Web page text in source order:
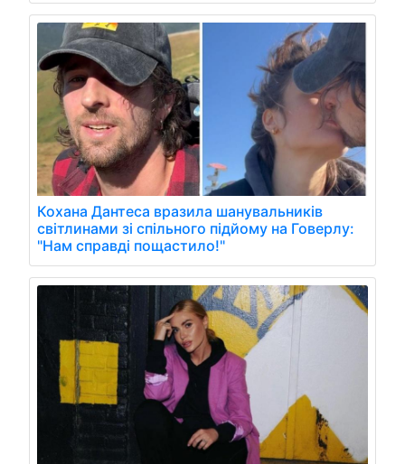
Кохана Дантеса вразила шанувальників
світлинами зі спільного підйому на Говерлу:
"Нам справді пощастило!"